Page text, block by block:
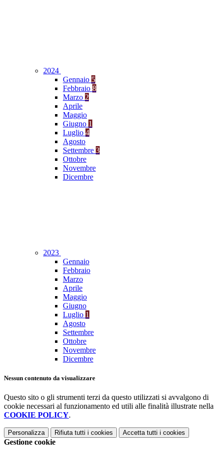
2024
Gennaio 5
Febbraio 8
Marzo 2
Aprile
Maggio
Giugno 1
Luglio 4
Agosto
Settembre 3
Ottobre
Novembre
Dicembre
2023
Gennaio
Febbraio
Marzo
Aprile
Maggio
Giugno
Luglio 1
Agosto
Settembre
Ottobre
Novembre
Dicembre
Nessun contenuto da visualizzare
Questo sito o gli strumenti terzi da questo utilizzati si avvalgono di
cookie necessari al funzionamento ed utili alle finalità illustrate nella
COOKIE POLICY.
Personalizza Rifiuta tutti i cookies Accetta tutti i cookies
Gestione cookie